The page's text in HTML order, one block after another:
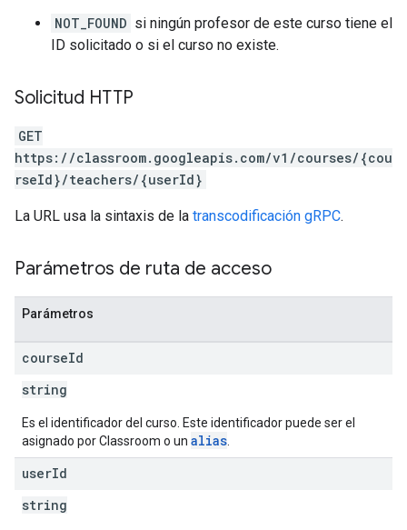
NOT_FOUND si ningún profesor de este curso tiene el
ID solicitado o si el curso no existe.
Solicitud HTTP
GET
https://classroom.googleapis.com/v1/courses/{cou
rseId}/teachers/{userId}
La URL usa la sintaxis de la transcodificación gRPC.
Parámetros de ruta de acceso
Parámetros
courseId
string
Es el identificador del curso. Este identificador puede ser el
asignado por Classroom o un alias
userId
string